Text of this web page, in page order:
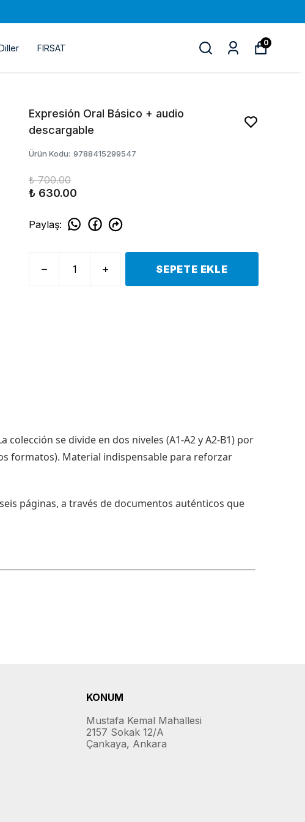
FIRSAT
0
Expresión Oral Básico + audio
descargable
Ürün Kodu: 9788415299547
₺ 700.00
₺ 630.00
Paylaş:
SEPETE EKLE
se divide en dos niveles (A1-A2 y A2-B1) por
formatos). Material indispensable para reforzar
páginas, a través de documentos auténticos que
KONUM
Mustafa Kemal Mahallesi
2157 Sokak 12/A
Çankaya, Ankara